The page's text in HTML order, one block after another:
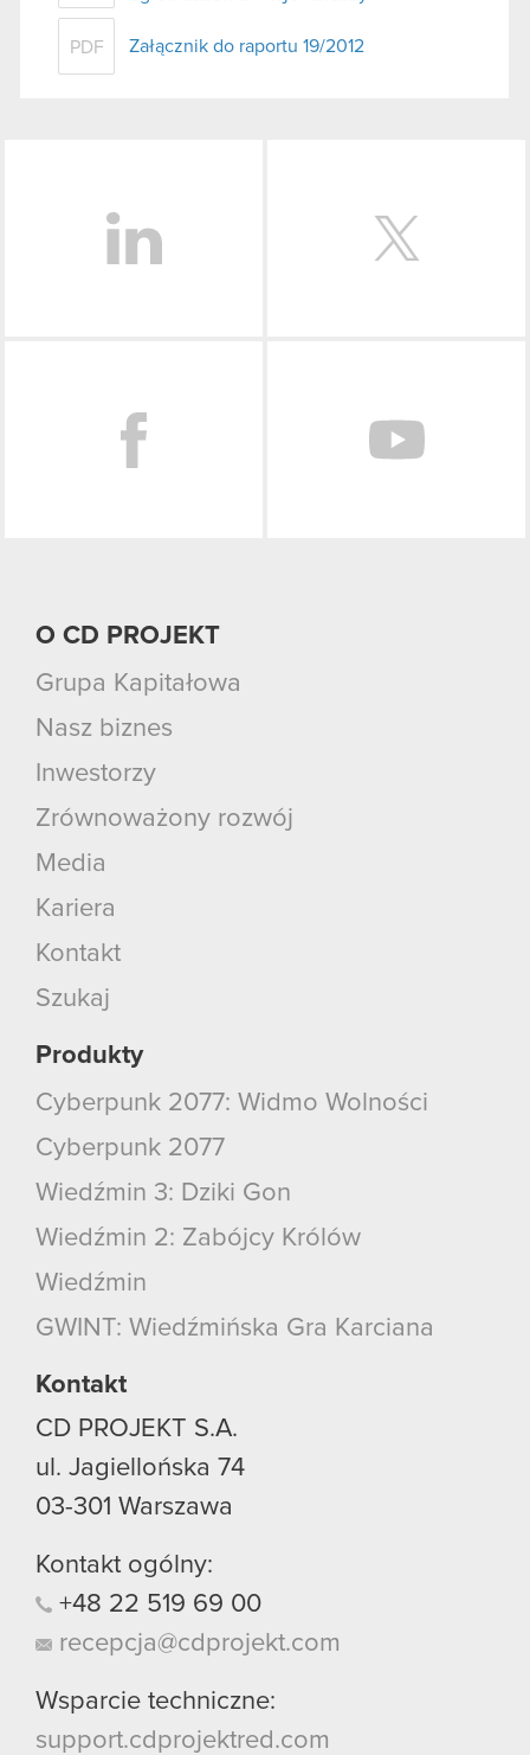
PDF Załącznik do raportu 19/2012
O CD PROJEKT
Grupa Kapitałowa
Nasz biznes
Inwestorzy
Zrównoważony rozwój
Media
Kariera
Kontakt
Szukaj
Produkty
Cyberpunk 2077: Widmo Wolności
Cyberpunk 2077
Wiedźmin 3: Dziki Gon
Wiedźmin 2: Zabójcy Królów
Wiedźmin
GWINT: Wiedźmińska Gra Karciana
Kontakt
CD PROJEKT S.A.
ul. Jagiellońska 74
03-301 Warszawa
Kontakt ogólny:
+48 22 519 69 00
recepcja@cdprojekt.com
Wsparcie techniczne:
support.cdprojektred.com